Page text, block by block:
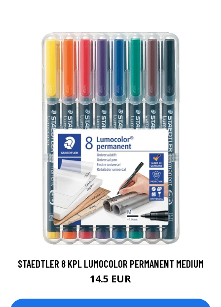
STAEDTLER 8 KPL LUMOCOLOR PERMANENT MEDIUM
14.5 EUR